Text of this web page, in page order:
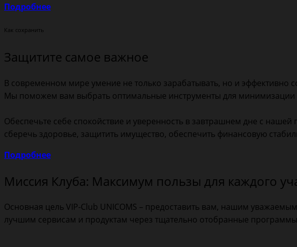
Подробнее
Как сохранить
Защитите самое важное
В современном мире умение не только зарабатывать, но и эффективно
Мы поможем вам выбрать оптимальные инструменты для минимизации
Обеспечьте себе спокойствие и уверенность в завтрашнем дне с
сберечь здоровье, защитить имущество, обеспечить финансовую
Подробнее
Миссия Клуба: Максимум пользы для каждого
Основная цель VIP-Club UNICOMS – предоставить вам, нашим
лучшим сервисам и продуктам через тщательно отобранные